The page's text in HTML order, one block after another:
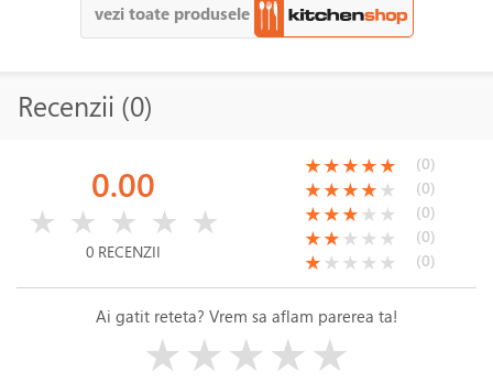
vezi toate produsele
Recenzii (0)
0.00
★ ★ ★ ★ ★
0 RECENZII
(*)
★(*)
★(*)
★(*)
★(*)
★ (0)
(*)
★(*)
★(*)
★(*)
★( )
★ (0)
(*)
★(*)
★(*)
★( )
★ ( )
★ (0)
(*)
★(*)
★( )
★ ( )
★ ( )
★ (0)
(*)
★( )
★ ( )
★ ( )
★ ( )
★ (0)
Ai gatit reteta? Vrem sa aflam parerea ta!
★★★★★